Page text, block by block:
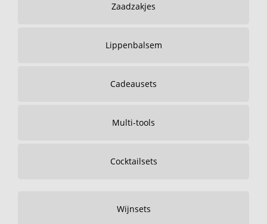
Zaadzakjes
Lippenbalsem
Cadeausets
Multi-tools
Cocktailsets
Wijnsets